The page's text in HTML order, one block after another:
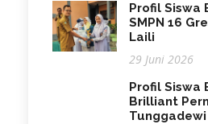
Profil Siswa
SMPN 16
Laili
29 Juni 2026
Profil Siswa
Brilliant
Tunggadewi